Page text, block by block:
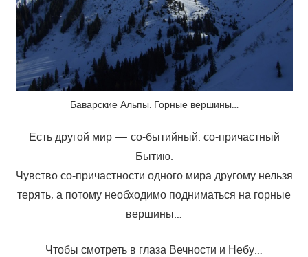
Баварские Альпы. Горные вершины…
Есть другой мир — со-бытийный: со-причастный
Бытию.
Чувство со-причастности одного мира другому нельзя
терять, а потому необходимо подниматься на горные
вершины…
Чтобы смотреть в глаза Вечности и Небу…